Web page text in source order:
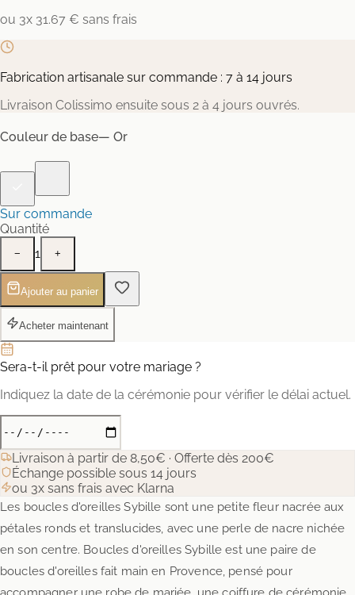
ou 3x 31.67 € sans frais
Fabrication artisanale sur commande : 7 à 14 jours
Livraison Colissimo ensuite sous 2 à 4 jours ouvrés.
Couleur de base— Or
Sur commande
Quantité
− 1 +
Ajouter au panier
Acheter maintenant
Sera-t-il prêt pour votre mariage ?
Indiquez la date de la cérémonie pour vérifier le délai actuel.
Livraison à partir de 8,50€ · Offerte dès 200€
Échange possible sous 14 jours
ou 3x sans frais avec Klarna
Les boucles d'oreilles Sybille sont une petite fleur nacrée aux
pétales ronds et translucides, avec une perle de nacre nichée
en son centre. Boucles d'oreilles Sybille est une paire de
boucles d'oreilles fait main en Provence, pensé pour